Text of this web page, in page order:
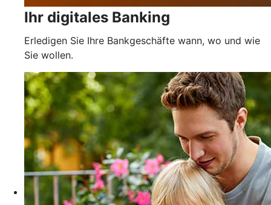
Ihr digitales Banking
Erledigen Sie Ihre Bankgeschäfte wann, wo und wie
Sie wollen.